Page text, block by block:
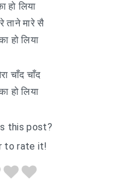
हो लिया
ताने मारे सै
हो लिया
चाँद चाँद
हो लिया
this post?
to rate it!